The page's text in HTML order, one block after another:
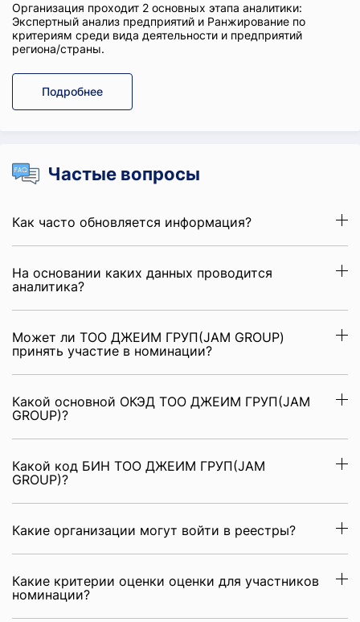
Организация проходит 2 основных этапа аналитики:
Экспертный анализ предприятий и Ранжирование по
критериям среди вида деятельности и предприятий
региона/страны.
Подробнее
Частые вопросы
Как часто обновляется информация?
На основании каких данных проводится
аналитика?
Может ли ТОО ДЖЕИМ ГРУП(JAM GROUP)
принять участие в номинации?
Какой основной ОКЭД ТОО ДЖЕИМ ГРУП(JAM
GROUP)?
Какой код БИН ТОО ДЖЕИМ ГРУП(JAM
GROUP)?
Какие организации могут войти в реестры?
Какие критерии оценки оценки для участников
номинации?